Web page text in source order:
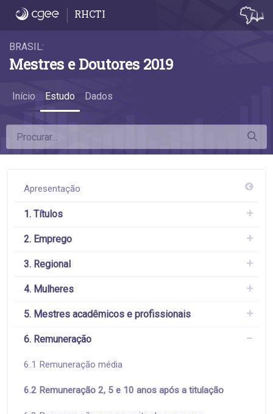
6.2 Remuneração 2, 5 e 10 anos após a
RHCTI
BRASIL:
Mestres e Doutores 2019
Início Estudo Dados
Apresentação
1. Títulos
2. Emprego
3. Regional
4. Mulheres
5. Mestres acadêmicos e profissionais
6. Remuneração
6.1 Remuneração média
6.2 Remuneração 2, 5 e 10 anos após a titulação